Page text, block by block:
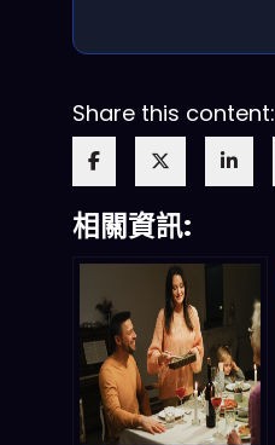
Share this content:
相關資訊: